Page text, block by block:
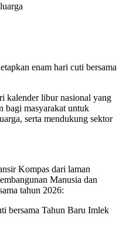
enam hari cuti bersama
kalender libur nasional yang
bagi masyarakat untuk
serta mendukung sektor
Kompas dari laman
Manusia dan
tahun 2026:
bersama Tahun Baru Imlek